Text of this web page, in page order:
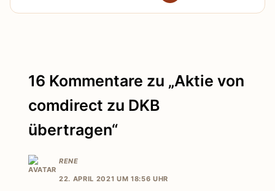
16 Kommentare zu „Aktie von
comdirect zu DKB
übertragen“
RENE
22. APRIL 2021 UM 18:56 UHR